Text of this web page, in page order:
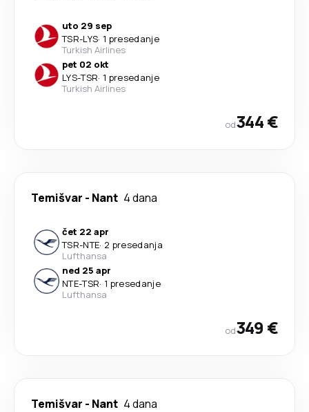
uto 29 sep
TSR-LYS· 1 presedanje
Turkish Airlines
pet 02 okt
LYS-TSR· 1 presedanje
Turkish Airlines
od344 €
Temišvar - Nant 4 dana
čet 22 apr
TSR-NTE· 2 presedanja
Lufthansa
ned 25 apr
NTE-TSR· 1 presedanje
Lufthansa
od349 €
Temišvar - Nant 4 dana